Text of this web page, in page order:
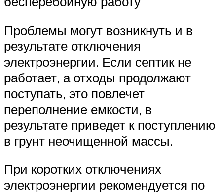
Проблемы могут возникнуть и в
результате отключения
электроэнергии. Если септик не
работает, а отходы продолжают
поступать, это повлечет
переполнение емкости, в
результате приведет к поступлению
в грунт неочищенной массы.
При коротких отключениях
электроэнергии рекомендуется по